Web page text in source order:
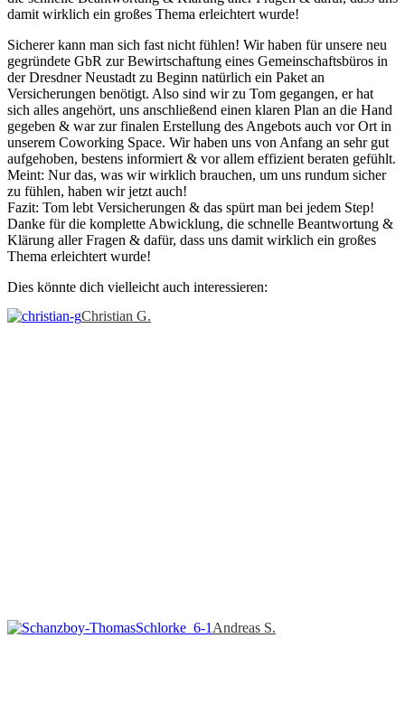
damit wirklich ein großes Thema erleichtert wurde!
Sicherer kann man sich fast nicht fühlen! Wir haben für unsere neu
gegründete GbR zur Bewirtschaftung eines Gemeinschaftsbüros in
der Dresdner Neustadt zu Beginn natürlich ein Paket an
Versicherungen benötigt. Also sind wir zu Tom gegangen, er hat
sich alles angehört, uns anschließend einen klaren Plan an die Hand
gegeben & war zur finalen Erstellung des Angebots auch vor Ort in
unserem Coworking Space. Wir haben uns von Anfang an sehr gut
aufgehoben, bestens informiert & vor allem effizient beraten gefühlt.
Meint: Nur das, was wir wirklich brauchen, um uns rundum sicher
zu fühlen, haben wir jetzt auch!
Fazit: Tom lebt Versicherungen & das spürt man bei jedem Step!
Danke für die komplette Abwicklung, die schnelle Beantwortung &
Klärung aller Fragen & dafür, dass uns damit wirklich ein großes
Thema erleichtert wurde!
Dies könnte dich vielleicht auch interessieren:
Christian G.
Andreas S.